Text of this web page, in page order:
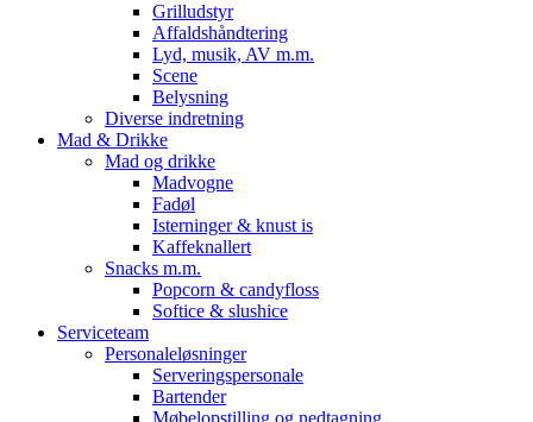
Grilludstyr
Affaldshåndtering
Lyd, musik, AV m.m.
Scene
Belysning
Diverse indretning
Mad & Drikke
Mad og drikke
Madvogne
Fadøl
Isterninger & knust is
Kaffeknallert
Snacks m.m.
Popcorn & candyfloss
Softice & slushice
Serviceteam
Personaleløsninger
Serveringspersonale
Bartender
Møbelopstilling og nedtagning